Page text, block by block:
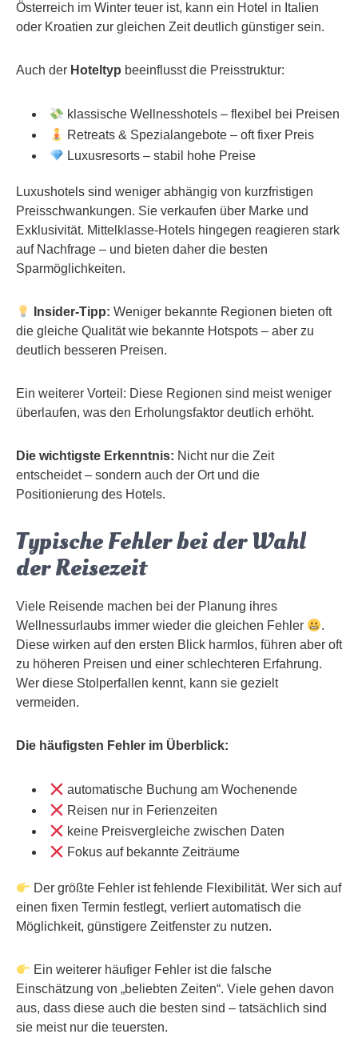
Österreich im Winter teuer ist, kann ein Hotel in Italien
oder Kroatien zur gleichen Zeit deutlich günstiger sein.
Auch der Hoteltyp beeinflusst die Preisstruktur:
klassische Wellnesshotels – flexibel bei Preisen
Retreats & Spezialangebote – oft fixer Preis
Luxusresorts – stabil hohe Preise
Luxushotels sind weniger abhängig von kurzfristigen
Preisschwankungen. Sie verkaufen über Marke und
Exklusivität. Mittelklasse-Hotels hingegen reagieren stark
auf Nachfrage – und bieten daher die besten
Sparmöglichkeiten.
Insider-Tipp: Weniger bekannte Regionen bieten oft
die gleiche Qualität wie bekannte Hotspots – aber zu
deutlich besseren Preisen.
Ein weiterer Vorteil: Diese Regionen sind meist weniger
überlaufen, was den Erholungsfaktor deutlich erhöht.
Die wichtigste Erkenntnis: Nicht nur die Zeit
entscheidet – sondern auch der Ort und die
Positionierung des Hotels.
Typische Fehler bei der Wahl
der Reisezeit
Viele Reisende machen bei der Planung ihres
Wellnessurlaubs immer wieder die gleichen Fehler
.
Diese wirken auf den ersten Blick harmlos, führen aber oft
zu höheren Preisen und einer schlechteren Erfahrung.
Wer diese Stolperfallen kennt, kann sie gezielt
vermeiden.
Die häufigsten Fehler im Überblick:
automatische Buchung am Wochenende
Reisen nur in Ferienzeiten
keine Preisvergleiche zwischen Daten
Fokus auf bekannte Zeiträume
Der größte Fehler ist fehlende Flexibilität. Wer sich auf
einen fixen Termin festlegt, verliert automatisch die
Möglichkeit, günstigere Zeitfenster zu nutzen.
Ein weiterer häufiger Fehler ist die falsche
Einschätzung von „beliebten Zeiten“. Viele gehen davon
aus, dass diese auch die besten sind – tatsächlich sind
sie meist nur die teuersten.